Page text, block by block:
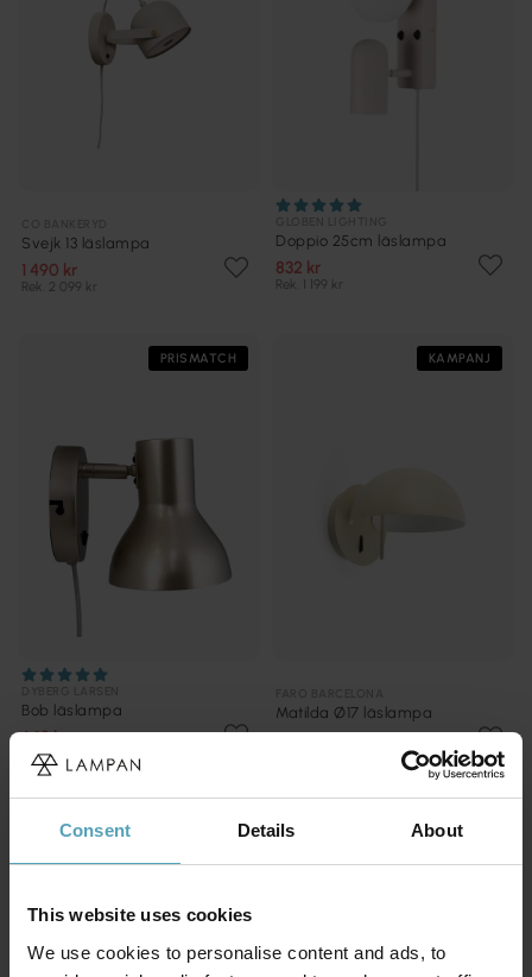
Consent Details About
This website uses cookies
We use cookies to personalise content and ads, to
Svejk 13 läslampa
1 490 kr
Rek. 2 099 kr
Doppio 25cm läslampa
832 kr
Rek. 1 199 kr
PRISMATCH
Bob läslampa
649 kr
Rek. 669 kr
KAMPANJ
Matilda Ø17 läslampa
PRISMATCH